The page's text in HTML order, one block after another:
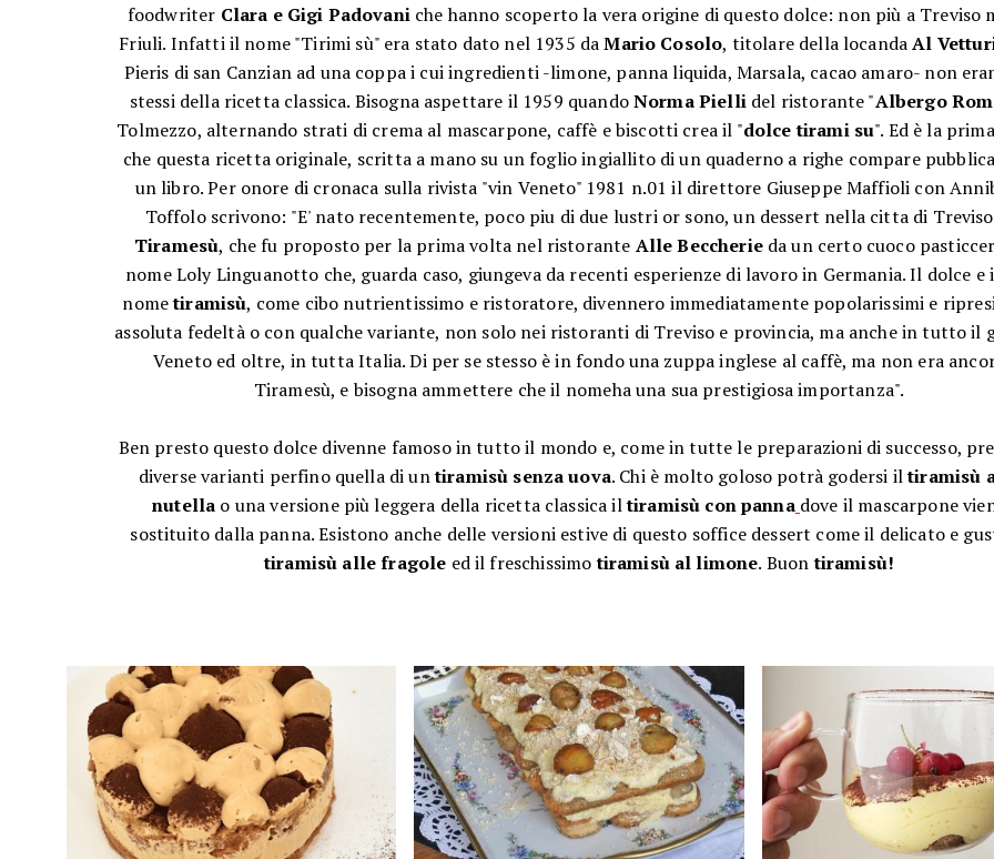
foodwriter Clara e Gigi Padovaniche hanno scoperto la vera origine di questo dolce: non più a Treviso
Friuli. Infatti il nome "Tirimi sù" era stato dato nel 1935 daMario Cosolo, titolare della locandaAl
Pieris di san Canzian ad una coppa i cui ingredienti -limone, panna liquida, Marsala, cacao amaro- non
stessi della ricetta classica. Bisogna aspettare il 1959 quandoNorma Piellidel ristorante "Albergo
Tolmezzo, alternando strati di crema al mascarpone, caffè e biscotti crea il "dolce tirami su". Ed è la
che questa ricetta originale, scritta a mano su un foglio ingiallito di un quaderno a righe compare
un libro. Per onore di cronaca sulla rivista "vin Veneto" 1981 n.01 il direttore Giuseppe Maffioli con
Toffolo scrivono: "E' nato recentemente, poco piu di due lustri or sono, un dessert nella citta di
Tiramesù, che fu proposto per la prima volta nel ristorante Alle Beccherie da un certo cuoco
nome Loly Linguanotto che, guarda caso, giungeva da recenti esperienze di lavoro in Germania. Il dolce e
nometiramisù, come cibo nutrientissimo e ristoratore, divennero immediatamente popolarissimi e
assoluta fedeltà o con qualche variante, non solo nei ristoranti di Treviso e provincia, ma anche in tutto il
Veneto ed oltre, in tutta Italia. Di per se stesso è in fondo una zuppa inglese al caffè, ma non era
Tiramesù, e bisogna ammettere che il nomeha una sua prestigiosa importanza".
Ben presto questo dolce divenne famoso in tutto il mondo e, come in tutte le preparazioni di successo,
diverse varianti perfino quella di untiramisù senza uova. Chi è molto goloso potrà godersi iltiramisù
nutella o una versione più leggera della ricetta classica iltiramisù con panna dove il mascarpone
sostituito dalla panna. Esistono anche delle versioni estive di questo soffice dessert come il delicato e
tiramisù alle fragole ed il freschissimotiramisù al limone. Buontiramisù!